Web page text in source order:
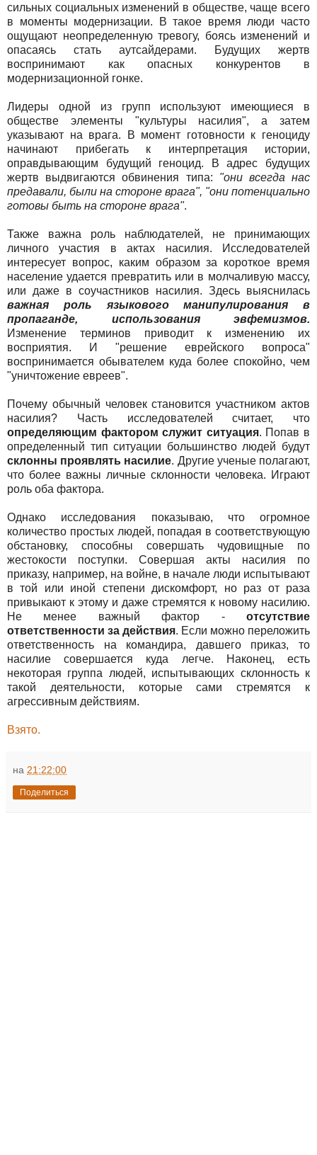
сильных социальных изменений в обществе, чаще всего
в моменты модернизации. В такое время люди часто
ощущают неопределенную тревогу, боясь изменений и
опасаясь стать аутсайдерами. Будущих жертв
воспринимают как опасных конкурентов в
модернизационной гонке.
Лидеры одной из групп используют имеющиеся в
обществе элементы "культуры насилия", а затем
указывают на врага. В момент готовности к геноциду
начинают прибегать к интерпретация истории,
оправдывающим будущий геноцид. В адрес будущих
жертв выдвигаются обвинения типа: "они всегда нас
предавали, были на стороне врага", "они потенциально
готовы быть на стороне врага".
Также важна роль наблюдателей, не принимающих
личного участия в актах насилия. Исследователей
интересует вопрос, каким образом за короткое время
население удается превратить или в молчаливую массу,
или даже в соучастников насилия. Здесь выяснилась
важная роль языкового манипулирования в
пропаганде, использования эвфемизмов.
Изменение терминов приводит к изменению их
восприятия. И "решение еврейского вопроса"
воспринимается обывателем куда более спокойно, чем
"уничтожение евреев".
Почему обычный человек становится участником актов
насилия? Часть исследователей считает, что
определяющим фактором служит ситуация. Попав в
определенный тип ситуации большинство людей будут
склонны проявлять насилие. Другие ученые полагают,
что более важны личные склонности человека. Играют
роль оба фактора.
Однако исследования показываю, что огромное
количество простых людей, попадая в соответствующую
обстановку, способны совершать чудовищные по
жестокости поступки. Совершая акты насилия по
приказу, например, на войне, в начале люди испытывают
в той или иной степени дискомфорт, но раз от раза
привыкают к этому и даже стремятся к новому насилию.
Не менее важный фактор - отсутствие
ответственности за действия. Если можно переложить
ответственность на командира, давшего приказ, то
насилие совершается куда легче. Наконец, есть
некоторая группа людей, испытывающих склонность к
такой деятельности, которые сами стремятся к
агрессивным действиям.
Взято.
на 21:22:00
Поделиться